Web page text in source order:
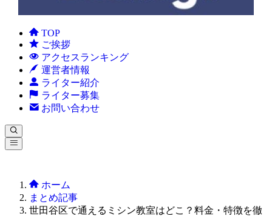
TOP
ご挨拶
アクセスランキング
運営者情報
ライター紹介
ライター募集
お問い合わせ
ホーム
まとめ記事
世田谷区で通えるミシン教室はどこ？料金・特徴を徹